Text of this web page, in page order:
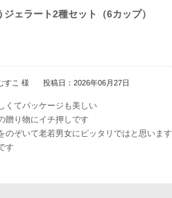
ジェラート2種セット（6カップ）
すこ 様 投稿日：2026年06月27日
てパッケージも美しい
贈り物にイチ押しです
のぞいて老若男女にピッタリではと思います
す